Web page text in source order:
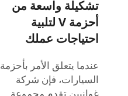
تشكيلة واسعة من
أحزمة V لتلبية
احتياجات عملك
عندما يتعلق الأمر بأحزمة
السيارات، فإن شركة